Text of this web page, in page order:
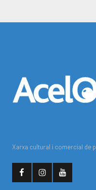
Xarxa cultural i comercial de